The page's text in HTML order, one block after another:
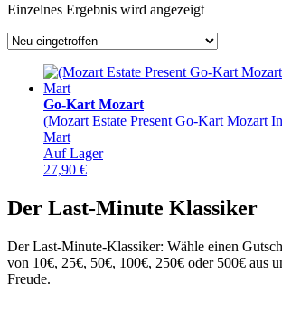
Einzelnes Ergebnis wird angezeigt
Go-Kart Mozart
(Mozart Estate Present Go-Kart Mozart
Mart
Auf Lager
27,90 €
Der Last-Minute Klassiker
Der Last-Minute-Klassiker: Wähle einen
von 10€, 25€, 50€, 100€, 250€ oder 500€ aus
Freude.